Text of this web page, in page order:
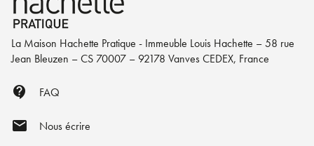
La Maison Hachette Pratique - Immeuble Louis Hachette – 58 rue
Jean Bleuzen – CS 70007 – 92178 Vanves CEDEX, France
contact_support FAQ
mail Nous écrire